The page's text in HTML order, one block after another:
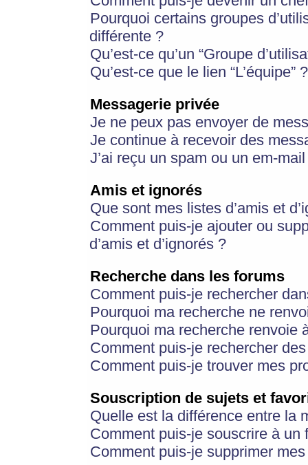
Pourquoi certains groupes
différente ?
Qu’est-ce qu’un “Groupe
Qu’est-ce que le lien “L’équipe” ?
Messagerie privée
Je ne peux pas envoyer de
Je continue à recevoir des
J’ai reçu un spam ou un em-
Amis et ignorés
Que sont mes listes d’amis et
Comment puis-je ajouter ou
d’amis et d’ignorés ?
Recherche dans les forums
Comment puis-je rechercher
Pourquoi ma recherche ne
Pourquoi ma recherche renvoie
Comment puis-je rechercher
Comment puis-je trouver mes
Souscription de sujets et
Quelle est la différence entre la
Comment puis-je souscrire à
Comment puis-je supprimer